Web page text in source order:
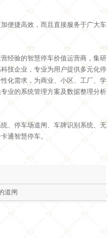
捷高效，而且直接服务于广大车
验的智慧停车价值运营商，集研
技企业，专业为用户提供多元化停
化需求，为商业、小区、工厂、学
业的系统管理方案及数据整理分析
停车场道闸、车牌识别系统、无
通智慧停车。
道闸